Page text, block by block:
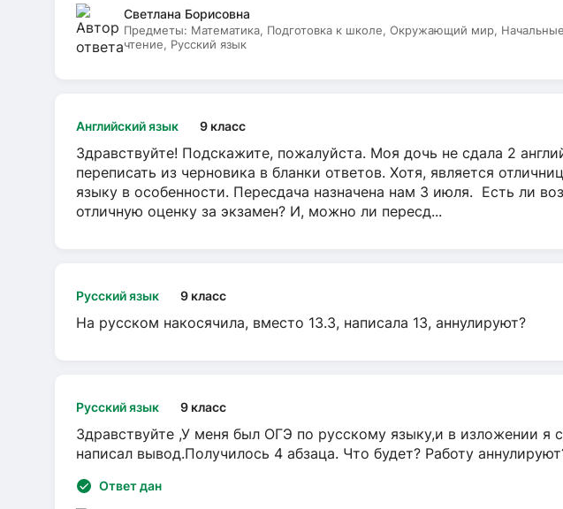
Светлана Борисовна
Предметы: Математика, Подготовка к школе, Окружающий мир,
чтение, Русский язык
Английский язык 9 класс
Здравствуйте! Подскажите, пожалуйста. Моя дочь не сдала 2
переписать из черновика в бланки ответов. Хотя, является
языку в особенности. Пересдача назначена нам 3 июля. Есть ли
отличную оценку за экзамен? И, можно ли пересд...
Русский язык 9 класс
На русском накосячила, вместо 13.3, написала 13, аннулируют?
Русский язык 9 класс
Здравствуйте ,У меня был ОГЭ по русскому языку,и в изложении я
написал вывод.Получилось 4 абзаца. Что будет? Работу
Ответ дан